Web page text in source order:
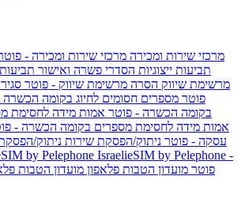
מרכזי שירות ומכירה מרכזי שירות ומכירה -
תביעות ייצוגיות הסדרי פשרה ואישור תביעות
מרשימת שיווק הסרה מרשימת שיווק - פוטר
פוטר מספרים חסומים לחיוג בקומה הכשרה
בקומה הכשרה - פוטר אמות מידה לחסימת
אמות מידה לחסימת מספרים בקומה הכשרה -
עסקה - פוטר ניתוק/הפסקת שירות ניתוק/
by Pelephone IsraelieSIM by Pelephone -
פוטר מועדון הטבות פלאפון מועדון הטבות